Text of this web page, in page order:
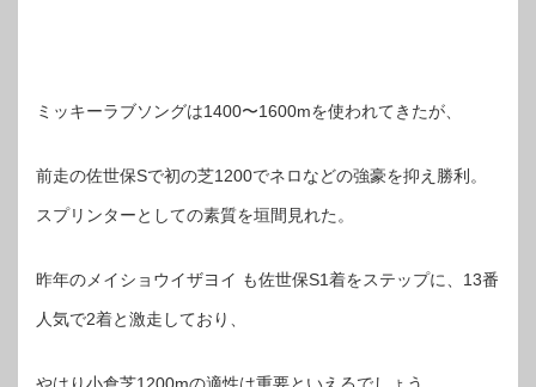
ミッキーラブソングは1400〜1600mを使われてきたが、
前走の佐世保Sで初の芝1200でネロなどの強豪を抑え勝利。
スプリンターとしての素質を垣間見れた。
昨年のメイショウイザヨイ も佐世保S1着をステップに、13番
人気で2着と激走しており、